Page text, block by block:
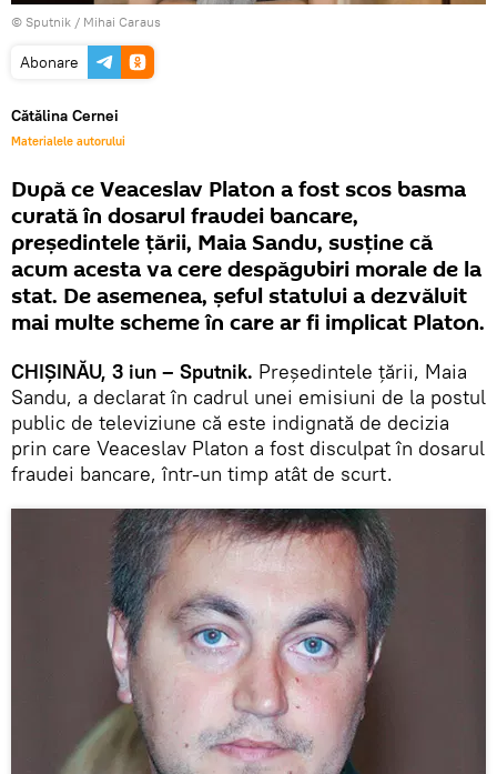
© Sputnik / Mihai Caraus
Abonare
Cătălina Cernei
Materialele autorului
După ce Veaceslav Platon a fost scos basma
curată în dosarul fraudei bancare,
președintele țării, Maia Sandu, susține că
acum acesta va cere despăgubiri morale de la
stat. De asemenea, șeful statului a dezvăluit
mai multe scheme în care ar fi implicat Platon.
CHIȘINĂU, 3 iun – Sputnik. Președintele țării, Maia
Sandu, a declarat în cadrul unei emisiuni de la postul
public de televiziune că este indignată de decizia
prin care Veaceslav Platon a fost disculpat în dosarul
fraudei bancare, într-un timp atât de scurt.